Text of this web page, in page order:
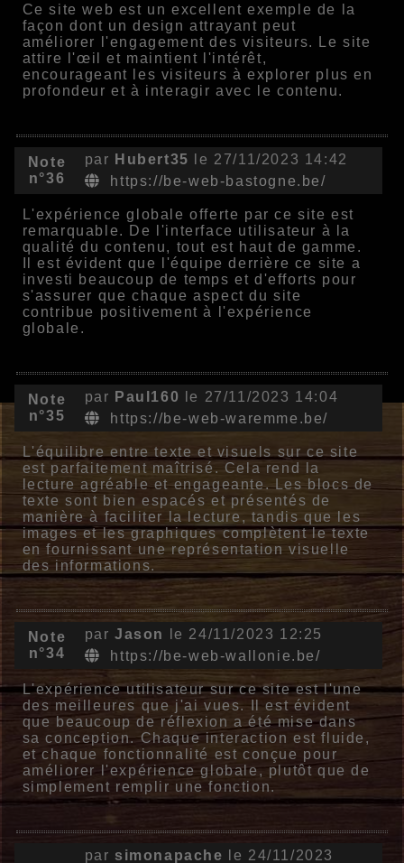
Ce site web est un excellent exemple de la
façon dont un design attrayant peut
améliorer l'engagement des visiteurs. Le site
attire l'œil et maintient l'intérêt,
encourageant les visiteurs à explorer plus en
profondeur et à interagir avec le contenu.
Note
n°36
par Hubert35
le 27/11/2023 14:42
https://be-web-bastogne.be/
L'expérience globale offerte par ce site est
remarquable. De l'interface utilisateur à la
qualité du contenu, tout est haut de gamme.
Il est évident que l'équipe derrière ce site a
investi beaucoup de temps et d'efforts pour
s'assurer que chaque aspect du site
contribue positivement à l'expérience
globale.
Note
n°35
par Paul160
le 27/11/2023 14:04
https://be-web-waremme.be/
L'équilibre entre texte et visuels sur ce site
est parfaitement maîtrisé. Cela rend la
lecture agréable et engageante. Les blocs de
texte sont bien espacés et présentés de
manière à faciliter la lecture, tandis que les
images et les graphiques complètent le texte
en fournissant une représentation visuelle
des informations.
Note
n°34
par Jason
le 24/11/2023 12:25
https://be-web-wallonie.be/
L'expérience utilisateur sur ce site est l'une
des meilleures que j'ai vues. Il est évident
que beaucoup de réflexion a été mise dans
sa conception. Chaque interaction est fluide,
et chaque fonctionnalité est conçue pour
améliorer l'expérience globale, plutôt que de
simplement remplir une fonction.
par simonapache le 24/11/2023